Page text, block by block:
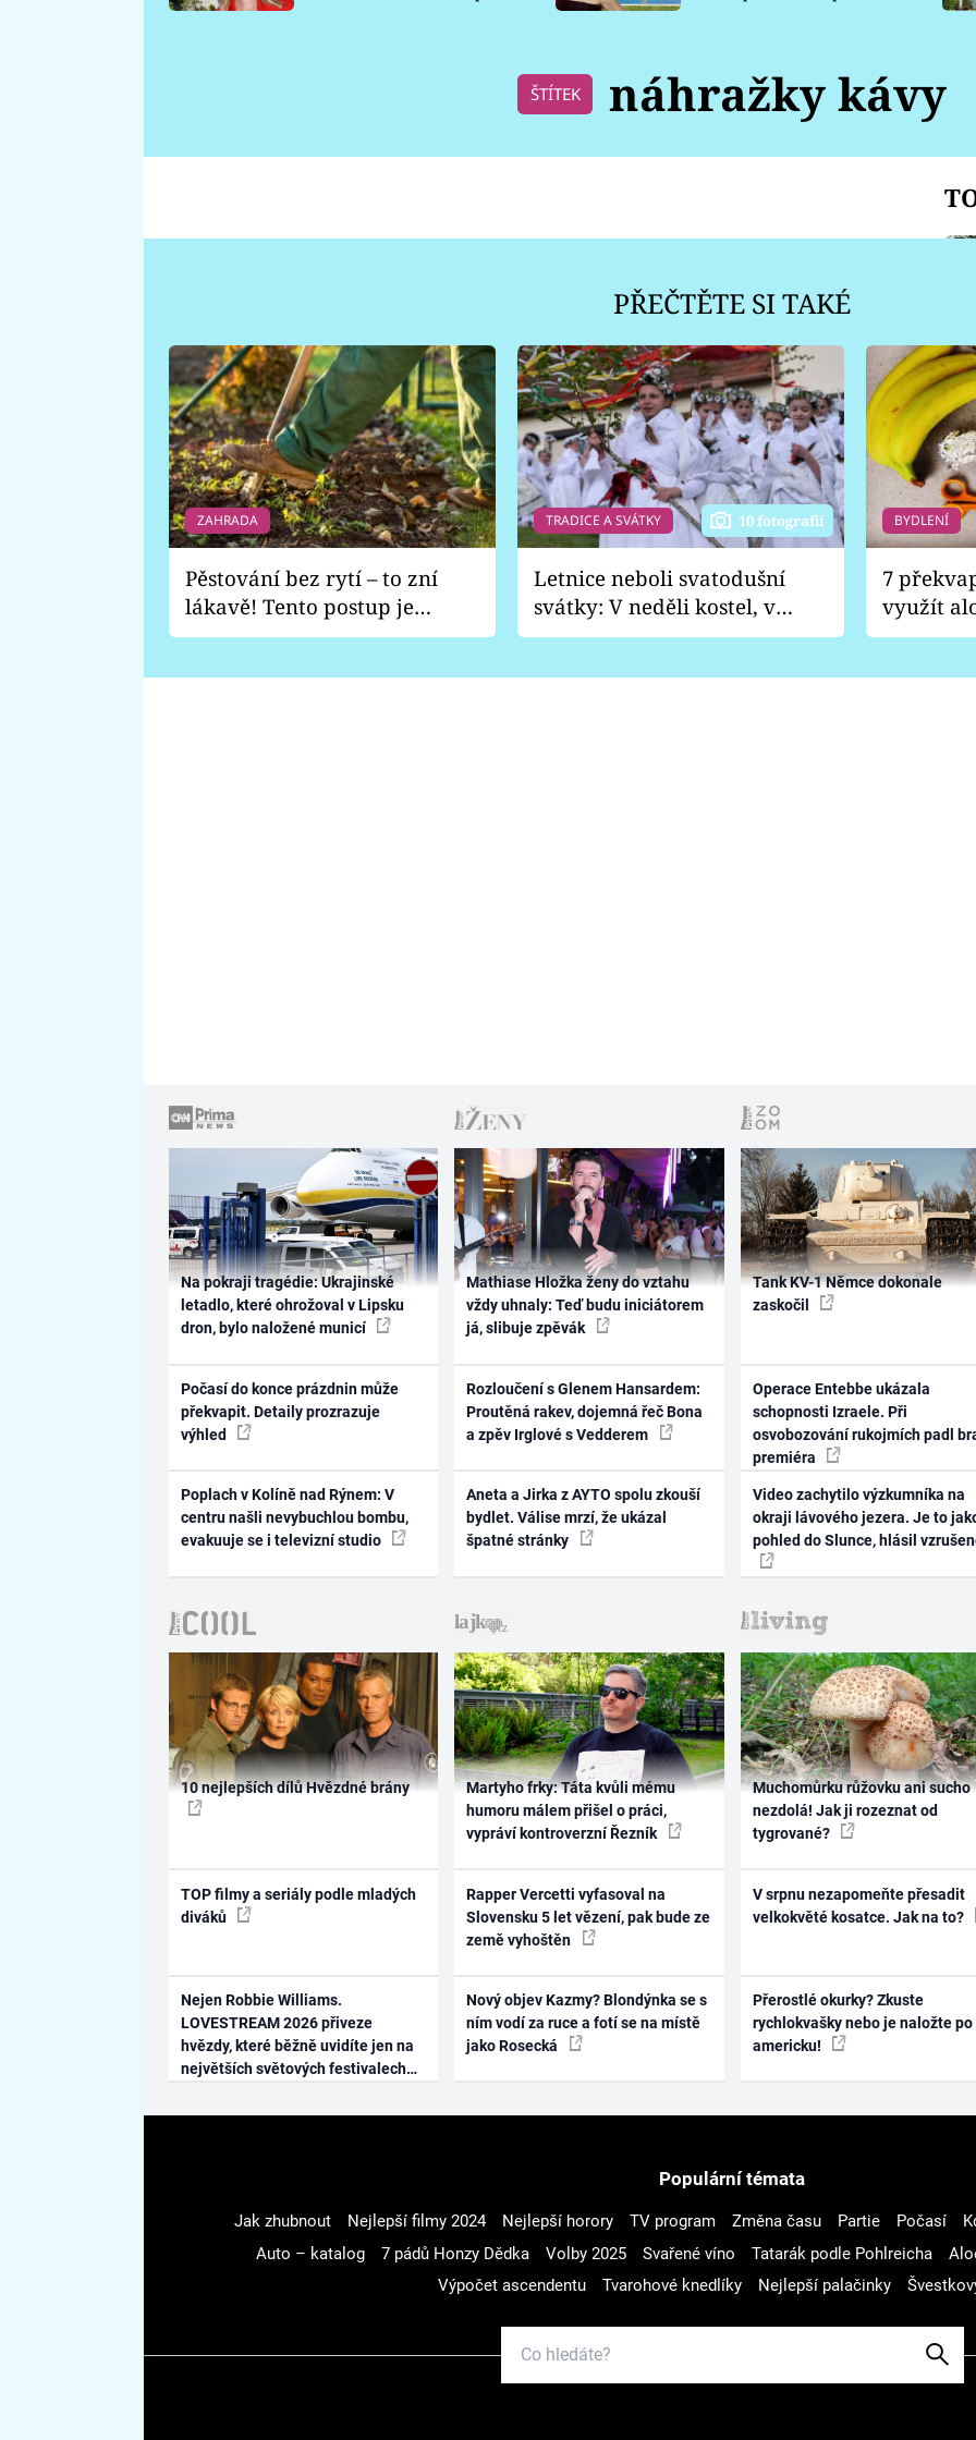
ŠTÍTEK náhražky kávy
PŘEČTĚTE SI TAKÉ
ZAHRADA
Pěstování bez rytí – to zní
lákavě! Tento postup je
vhodný jen pro některé
TRADICE A SVÁTKY 10 fotografií
Letnice neboli svatodušní
svátky: V neděli kostel, v
pondělí zábava
BYDLENÍ
7
využít
Na pokraji tragédie: Ukrajinské
letadlo, které ohrožoval v Lipsku
dron, bylo naložené municí
Počasí do konce prázdnin může
překvapit. Detaily prozrazuje
výhled
Poplach v Kolíně nad Rýnem: V
centru našli nevybuchlou bombu,
evakuuje se i televizní studio
Mathiase Hložka ženy do vztahu
vždy uhnaly: Teď budu iniciátorem
já, slibuje zpěvák
Rozloučení s Glenem Hansardem:
Proutěná rakev, dojemná řeč Bona
a zpěv Irglové s Vedderem
Aneta a Jirka z AYTO spolu zkouší
bydlet. Válise mrzí, že ukázal
špatné stránky
Tank KV-1 Němce dokonale
zaskočil
Operace Entebbe ukázala
schopnosti Izraele. Při
osvobozování rukojmích padl
premiéra
Video zachytilo výzkumníka na
okraji lávového jezera. Je to
pohled do Slunce, hlásil
10 nejlepších dílů Hvězdné brány
TOP filmy a seriály podle mladých
diváků
Nejen Robbie Williams.
LOVESTREAM 2026 přiveze
hvězdy, které běžně uvidíte jen na
největších světových festivalech
Martyho frky: Táta kvůli mému
humoru málem přišel o práci,
vypráví kontroverzní Řezník
Rapper Vercetti vyfasoval na
Slovensku 5 let vězení, pak bude ze
země vyhoštěn
Nový objev Kazmy? Blondýnka se s
ním vodí za ruce a fotí se na místě
jako Rosecká
Muchomůrku růžovku ani sucho
nezdolá! Jak ji rozeznat od
tygrované?
V srpnu nezapomeňte přesadit
velkokvěté kosatce. Jak na to?
Přerostlé okurky? Zkuste
rychlokvašky nebo je naložte po
americku!
Populární témata
Jak zhubnout Nejlepší filmy 2024 Nejlepší horory TV program Změna času Partie Počasí
Auto – katalog
7 pádů Honzy Dědka Volby 2025 Svařené víno Tatarák podle Pohlreicha
Výpočet ascendentu
Tvarohové knedlíky Nejlepší palačinky